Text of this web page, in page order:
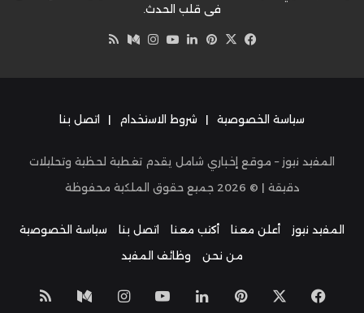
في قلب الحدث.
فيسبوك
‫X بينتيريست
لينكدإن‫YouTube
انستقرام
وسط
سياسة الخصوصية | شروط الاستخدام | اتصل بنا
المفيد نيوز – موقع إخباري شامل يقدم تغطية لحظية وتحليلات
دقيقة | © 2026 جميع حقوق الملكية محفوظة
المفيد نيوز أعلن معنا أكتب معنا اتصل بنا
سياسة الخصوصية
من نحن
وظائف المفيد
فيسبوك بينتيريست
لينكدإن‫YouTube
انستقراموسط